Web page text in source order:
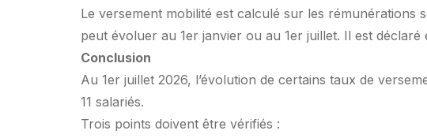
Le versement mobilité est calculé sur les
peut évoluer au 1er janvier ou au 1er juillet. Il est
Conclusion
Au 1er juillet 2026, l’évolution de certains taux de
11 salariés.
Trois points doivent être vérifiés :